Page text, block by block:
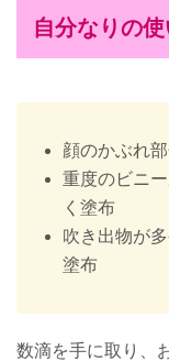
自分なりの使
顔のかぶれ
重度のビニ
く塗布
吹き出物が
塗布
数滴を手に取り、